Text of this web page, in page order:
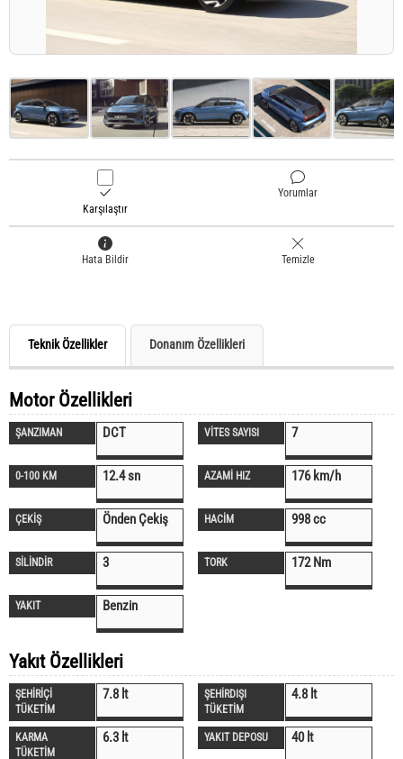
Karşılaştır
Yorumlar
Hata Bildir Temizle
Teknik Özellikler Donanım Özellikleri
Motor Özellikleri
ŞANZIMAN DCT VİTES SAYISI 7
0-100 KM 12.4 sn AZAMİ HIZ 176 km/h
ÇEKİŞ Önden Çekiş HACİM 998 cc
SİLİNDİR 3 TORK 172 Nm
YAKIT Benzin
Yakıt Özellikleri
ŞEHİRİÇİ
TÜKETİM
7.8 lt
ŞEHİRDIŞI
TÜKETİM
4.8 lt
KARMA
TÜKETİM
6.3 lt YAKIT DEPOSU 40 lt